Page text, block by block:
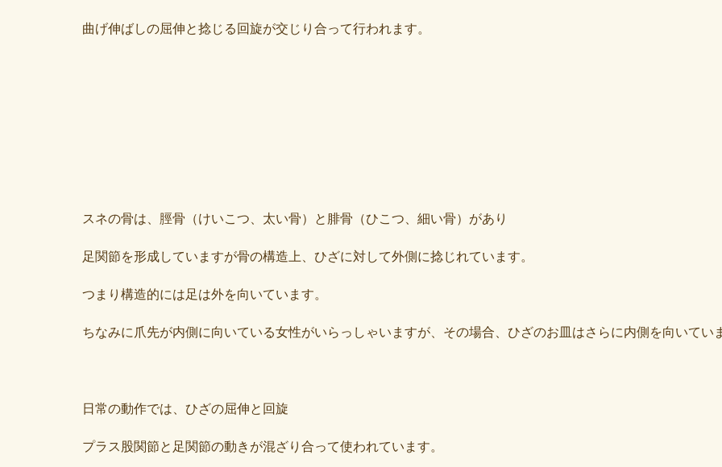
曲げ伸ばしの屈伸と捻じる回旋が交じり合って行われます。
スネの骨は、脛骨（けいこつ、太い骨）と腓骨（ひこつ、細い骨）があり
足関節を形成していますが骨の構造上、ひざに対して外側に捻じれています。
つまり構造的には足は外を向いています。
ちなみに爪先が内側に向いている女性がいらっしゃいますが、その場合、ひざのお皿はさらに内側を向いてい
日常の動作では、ひざの屈伸と回旋
プラス股関節と足関節の動きが混ざり合って使われています。